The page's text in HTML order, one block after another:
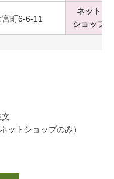
町6-6-11
ネット
ショップ
ットショップのみ）